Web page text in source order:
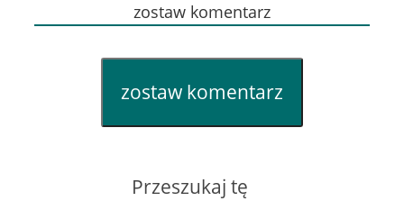
zostaw komentarz
zostaw komentarz
Przeszukaj tę